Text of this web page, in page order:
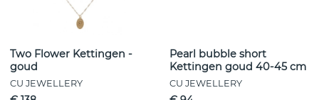
Two Flower Kettingen -
goud
CU JEWELLERY
Pearl bubble short
Kettingen goud 40-45 cm
CU JEWELLERY